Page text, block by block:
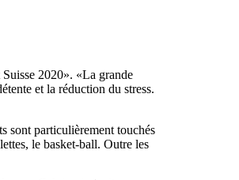
2020». «La grande
et la réduction du stress.
sont particulièrement touchés
le basket-ball. Outre les